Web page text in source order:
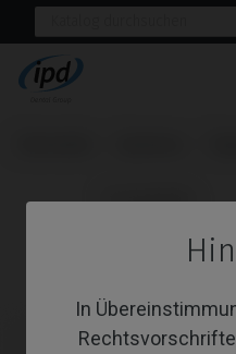
In
                      Scanbodies